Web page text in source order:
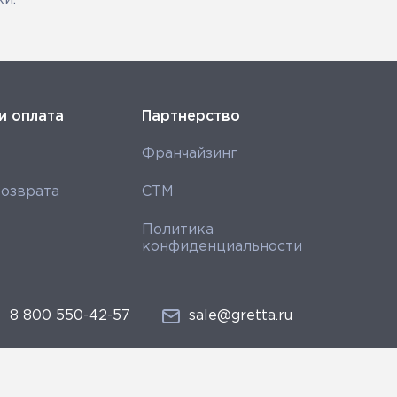
оплата Партнерство
Франчайзинг
СТМ
Политика
конфиденциальности
8 800 550-42-57 sale@gretta.ru